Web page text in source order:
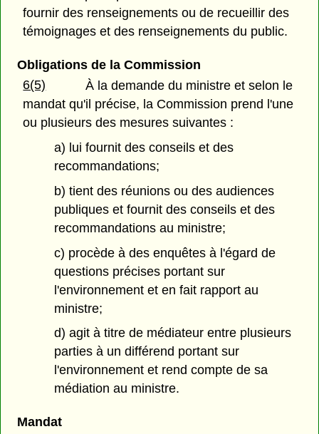
fournir des renseignements ou de recueillir des
témoignages et des renseignements du public.
Obligations de la Commission
6(5)
À la demande du ministre et selon le
mandat qu'il précise, la Commission prend l'une
ou plusieurs des mesures suivantes :
a) lui fournit des conseils et des
recommandations;
b) tient des réunions ou des audiences
publiques et fournit des conseils et des
recommandations au ministre;
c) procède à des enquêtes à l'égard de
questions précises portant sur
l'environnement et en fait rapport au
ministre;
d) agit à titre de médiateur entre plusieurs
parties à un différend portant sur
l'environnement et rend compte de sa
médiation au ministre.
Mandat